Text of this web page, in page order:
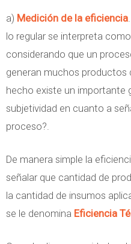
a) Medición de la eficiencia
lo regular se interpreta
considerando que un
generan muchos productos
hecho existe un importante
subjetividad en cuanto a
proceso?.
De manera simple la
señalar que cantidad de
la cantidad de insumos
se le denomina Eficiencia